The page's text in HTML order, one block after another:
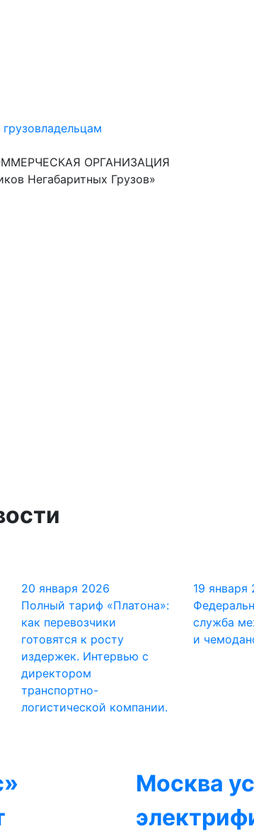
ОРГАНИЗАЦИЯ
Негабаритных Грузов»
20 января 2026
Полный тариф «Платона»:
как перевозчики
готовятся к росту
издержек. Интервью с
директором
транспортно-
логистической компании.
19 января
служба
и
Москва